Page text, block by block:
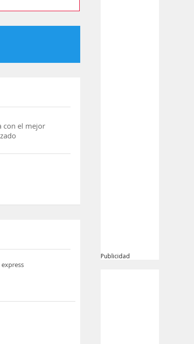
con el mejor
Publicidad